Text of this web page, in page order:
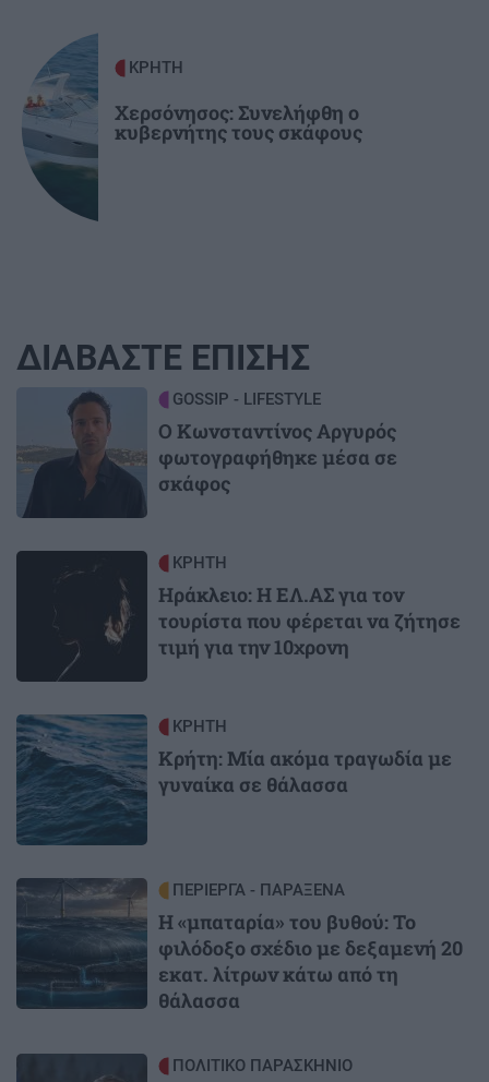
ΚΡΗΤΗ
Χερσόνησος: Συνελήφθη ο
κυβερνήτης τους σκάφους
ΔΙΑΒΑΣΤΕ ΕΠΙΣΗΣ
GOSSIP - LIFESTYLE
Ο Κωνσταντίνος Αργυρός
φωτογραφήθηκε μέσα σε
σκάφος
ΚΡΗΤΗ
Ηράκλειο: Η ΕΛ.ΑΣ για τον
τουρίστα που φέρεται να ζήτησε
τιμή για την 10χρονη
Image ΚΡΗΤΗ
Κρήτη: Μία ακόμα τραγωδία με
γυναίκα σε θάλασσα
Image ΠΕΡΙΕΡΓΑ - ΠΑΡΑΞΕΝΑ
Η «μπαταρία» του βυθού: Το
φιλόδοξο σχέδιο με δεξαμενή 20
εκατ. λίτρων κάτω από τη
θάλασσα
ΠΟΛΙΤΙΚΟ ΠΑΡΑΣΚΗΝΙΟ